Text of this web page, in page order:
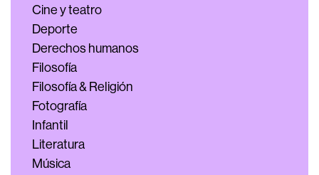
Cine y teatro
Deporte
Derechos humanos
Filosofía
Filosofía & Religión
Fotografía
Infantil
Literatura
Música